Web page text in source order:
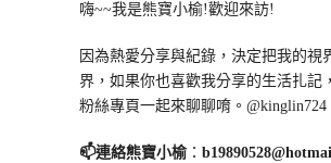
嗨~~我是熊寶小榆!歡迎來訪!
因為熱愛分享與紀錄，決定把我的視
界，如果你也喜歡我分享的生活扎記
粉絲專頁一起來聊聊唷。@kinglin724
📫連絡熊寶小榆：